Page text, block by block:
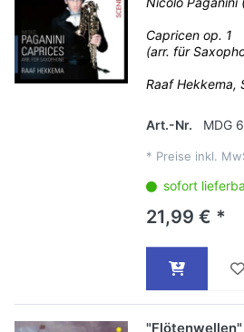
Capricen op. 1
(arr. für
Raaf Hekkema,
Art.-Nr. MDG
* Preise inkl.
sofort
21,99 € *